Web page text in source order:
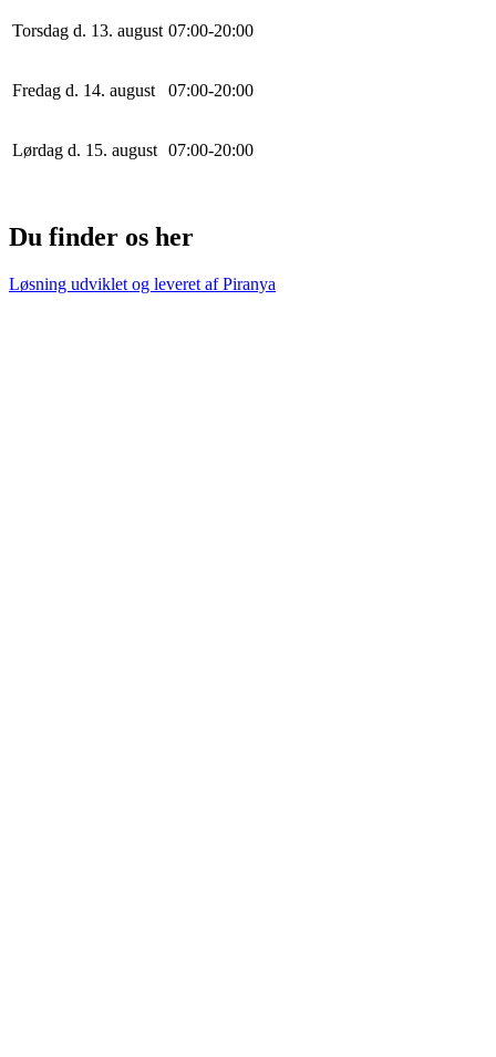
Torsdag d. 13. august 07:00-20:00
Fredag d. 14. august 07:00-20:00
Lørdag d. 15. august 07:00-20:00
Du finder os her
Løsning udviklet og leveret afPiranya